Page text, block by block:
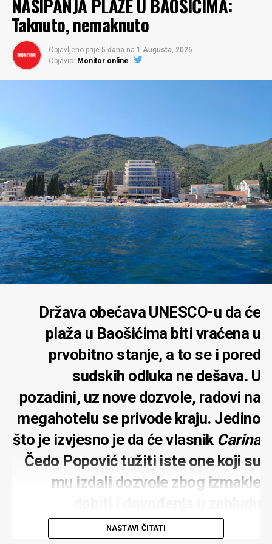
NASIPANJA PLAŽE U BAOŠIĆIMA:
Taknuto, nemaknuto
Objavljeno prije 5 dana na 1 Augusta, 2026
Objavio: Monitor online
Država obećava UNESCO-u da će
plaža u Baošićima biti vraćena u
prvobitno stanje, a to se i pored
sudskih odluka ne dešava. U
pozadini, uz nove dozvole, radovi na
megahotelu se privode kraju. Jedino
što je izvjesno je da će vlasnik Carina
Čedo Popović tužiti iste one koji su
mu izdali dozvole zbog izmakle
NASTAVI ČITATI